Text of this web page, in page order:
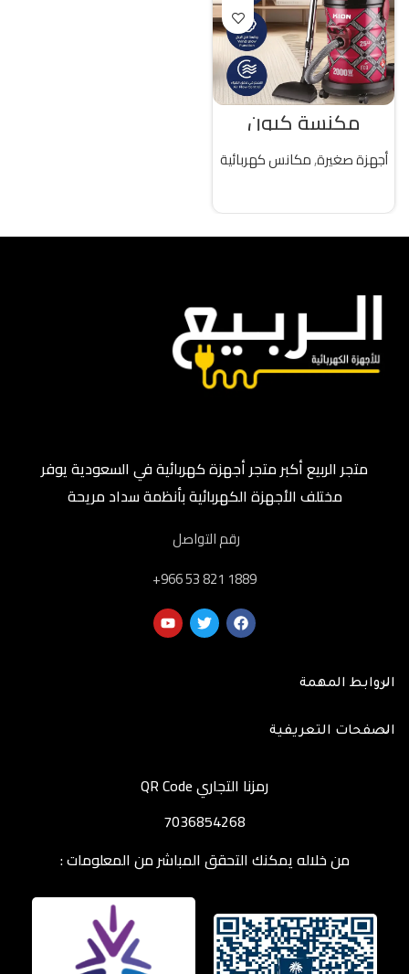
مكنسة كيون
كهربائية 25 لتر 2000واط تركىأجهزة صغيرة,مكانس كهربائية
متجر الربيع أكبر متجر أجهزة كهربائية في السعودية يوفر
مختلف الأجهزة الكهربائية بأنظمة سداد مريحة
رقم التواصل
‎+966 53 821 1889
الروابط المهمة
الصفحات التعريفية
رمزنا التجاري QR Code
7036854268
من خلاله يمكنك التحقق المباشر من المعلومات :